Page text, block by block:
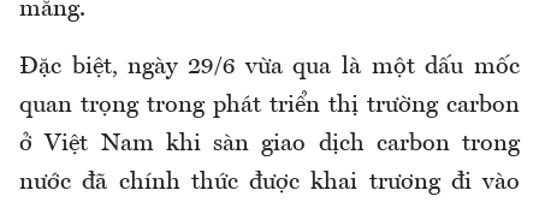
măng.
Đặc biệt, ngày 29/6 vừa qua là một dấu mốc
quan trọng trong phát triển thị trường carbon
ở Việt Nam khi sàn giao dịch carbon trong
nước đã chính thức được khai trương đi vào